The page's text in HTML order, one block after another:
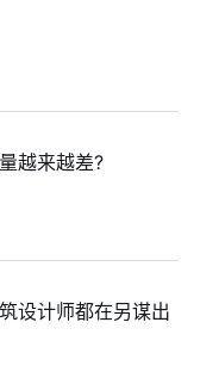
越来越差?
设计师都在另谋出